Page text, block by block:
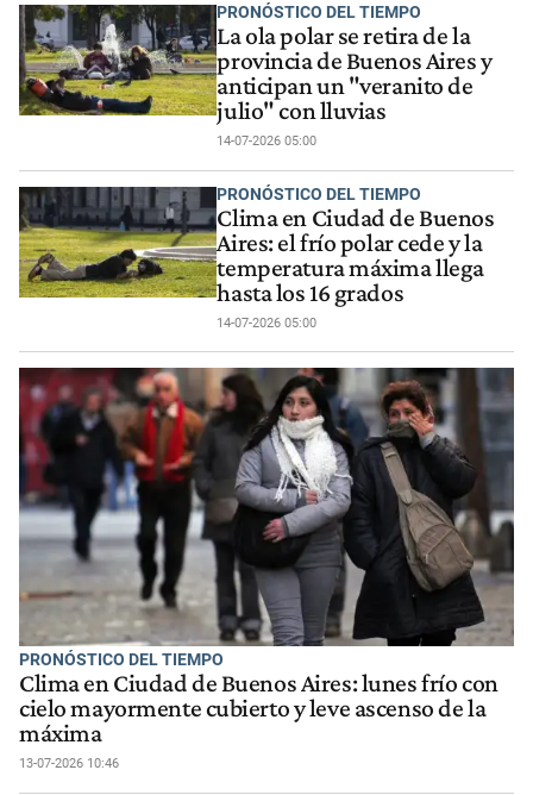
PRONÓSTICO DEL TIEMPO
La ola polar se retira de la
provincia de Buenos Aires y
anticipan un "veranito de
julio" con lluvias
14-07-2026 05:00
PRONÓSTICO DEL TIEMPO
Clima en Ciudad de Buenos
Aires: el frío polar cede y la
temperatura máxima llega
hasta los 16 grados
14-07-2026 05:00
PRONÓSTICO DEL TIEMPO
Clima en Ciudad de Buenos Aires: lunes frío con
cielo mayormente cubierto y leve ascenso de la
máxima
13-07-2026 10:46